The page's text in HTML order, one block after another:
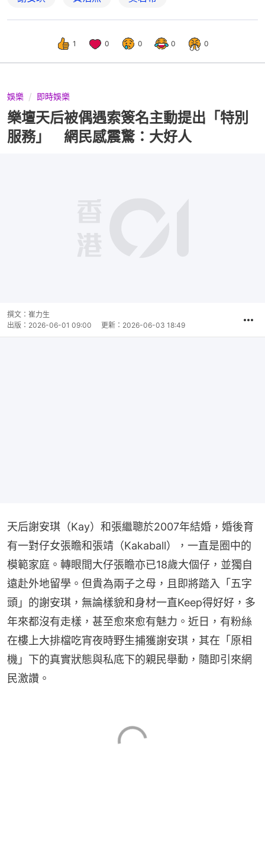
1 0 0 0 0
娛樂 即時娛樂
樂壇天后被偶遇索簽名主動提出「特別
服務」 網民感震驚：大好人
撰文： 崔力生
出版： 2026-06-01 09:00 更新： 2026-06-03 18:49
天后謝安琪（Kay）和張繼聰於2007年結婚，婚後育
有一對仔女張瞻和張靖（Kakaball），一直是圈中的
模範家庭。轉眼間大仔張瞻亦已18歲大個仔，並獨自
遠赴外地留學。但貴為兩子之母，且即將踏入「五字
頭」的謝安琪，無論樣貌和身材一直Keep得好好，多
年來都沒有走樣，甚至愈來愈有魅力。近日，有粉絲
在樓上大排檔吃宵夜時野生捕獲謝安琪，其在「原相
機」下的真實狀態與私底下的親民舉動，隨即引來網
民激讚。